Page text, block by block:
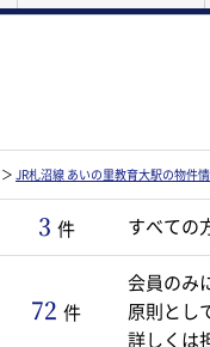
＞ JR札沼線 あいの里教育大駅の物件
3 件 すべての
72 件
会員のみ
原則とし
詳しくは